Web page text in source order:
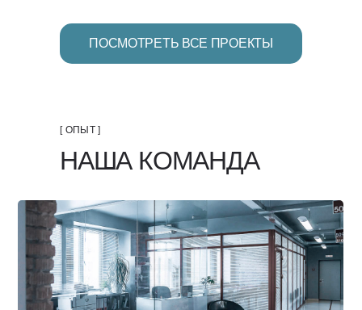
ПОСМОТРЕТЬ ВСЕ ПРОЕКТЫ
[ ОПЫТ ]
НАША КОМАНДА